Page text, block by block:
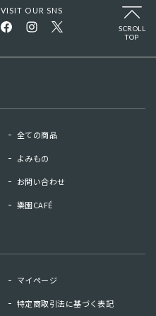
VISIT OUR SNS
SCROLL
TOP
全ての商品
よみもの
お問い合わせ
樂園CAFÉ
マイページ
特定商取引法に基づく表記